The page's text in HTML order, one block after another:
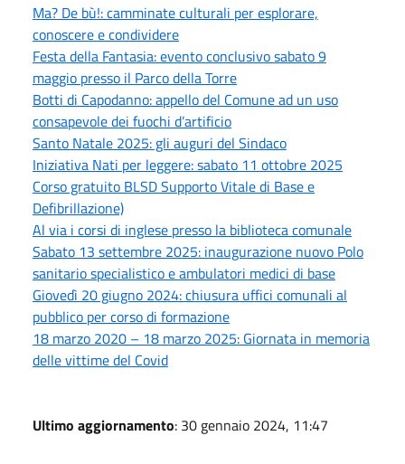
Ma? De bù!: camminate culturali per esplorare,
conoscere e condividere
Festa della Fantasia: evento conclusivo sabato 9
maggio presso il Parco della Torre
Botti di Capodanno: appello del Comune ad un uso
consapevole dei fuochi d’artificio
Santo Natale 2025: gli auguri del Sindaco
Iniziativa Nati per leggere: sabato 11 ottobre 2025
Corso gratuito BLSD Supporto Vitale di Base e
Defibrillazione)
Al via i corsi di inglese presso la biblioteca comunale
Sabato 13 settembre 2025: inaugurazione nuovo Polo
sanitario specialistico e ambulatori medici di base
Giovedì 20 giugno 2024: chiusura uffici comunali al
pubblico per corso di formazione
18 marzo 2020 – 18 marzo 2025: Giornata in memoria
delle vittime del Covid
Ultimo aggiornamento: 30 gennaio 2024, 11:47